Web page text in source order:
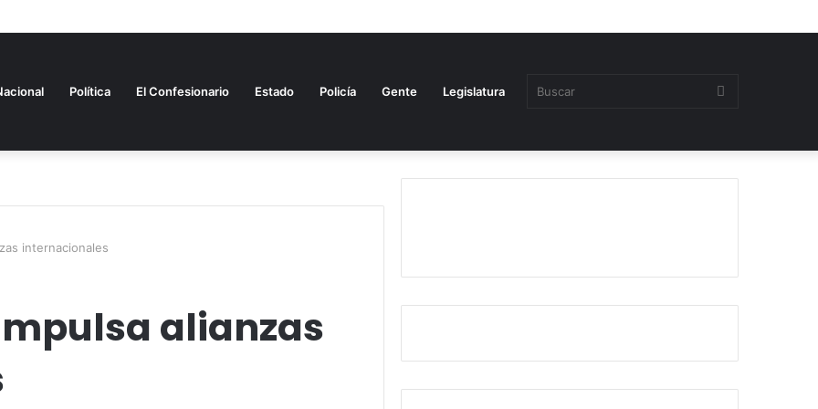
Política El Confesionario Estado Policía Gente Legislatura Buscar
internacionales
alianzas